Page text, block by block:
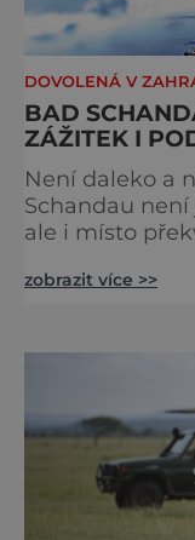
DOVOLENÁ V
BAD
ZÁŽITEK I
Není daleko a
Schandau
ale i místo
vodě. Nádherně osvěžující místo leží jen 8
zobrazit více >>